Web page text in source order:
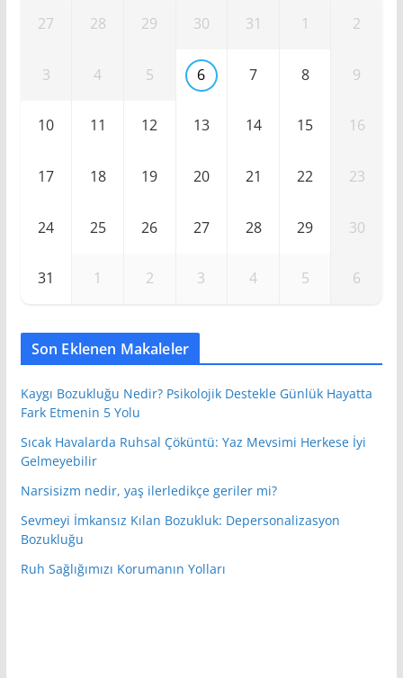
27 28 29 30 31 1 2
3 4 5 6 7 8 9
10 11 12 13 14 15 16
17 18 19 20 21 22 23
24 25 26 27 28 29 30
31 1 2 3 4 5 6
Son Eklenen Makaleler
Kaygı Bozukluğu Nedir? Psikolojik Destekle Günlük Hayatta
Fark Etmenin 5 Yolu
Sıcak Havalarda Ruhsal Çöküntü: Yaz Mevsimi Herkese İyi
Gelmeyebilir
Narsisizm nedir, yaş ilerledikçe geriler mi?
Sevmeyi İmkansız Kılan Bozukluk: Depersonalizasyon
Bozukluğu
Ruh Sağlığımızı Korumanın Yolları